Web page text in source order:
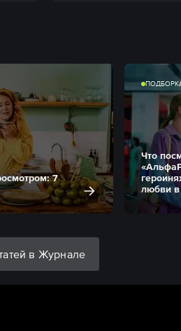
7
Что
любви в
в Журнале